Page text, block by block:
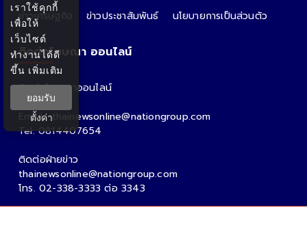
ข่าวเศรษฐกิจ
ข่าวประชาสัมพันธ์ นโยบายการเป็นส่วนตัว
ติดต่อโฆษณา ออนไลน์
ติดต่อโฆษณาออนไลน์
คุณอ้อ
Email : thainewsonline@nationgroup.com
Tel: 0814407654
ติดต่อฝ่ายข่าว
thainewsonline@nationgroup.com
โทร. 02-338-3333 ต่อ 3343
เราใช้คุกกี้
เพื่อให้
เว็บไซต์
ทำงานได้ดี
ขึ้น เพิ่มเติม
ยอมรับ
ตั้งค่า